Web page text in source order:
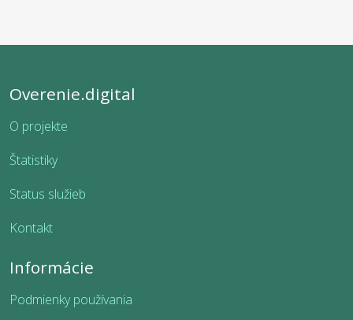
Overenie.digital
O projekte
Štatistiky
Status služieb
Kontakt
Informácie
Podmienky používania